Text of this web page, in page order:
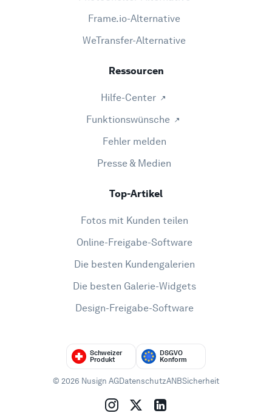
Frame.io-Alternative
WeTransfer-Alternative
Ressourcen
Hilfe-Center
Funktionswünsche
Fehler melden
Presse & Medien
Top-Artikel
Fotos mit Kunden teilen
Online-Freigabe-Software
Die besten Kundengalerien
Die besten Galerie-Widgets
Design-Freigabe-Software
Schweizer
Produkt
DSGVO
Konform
© 2026 Nusign AGDatenschutzANBSicherheit